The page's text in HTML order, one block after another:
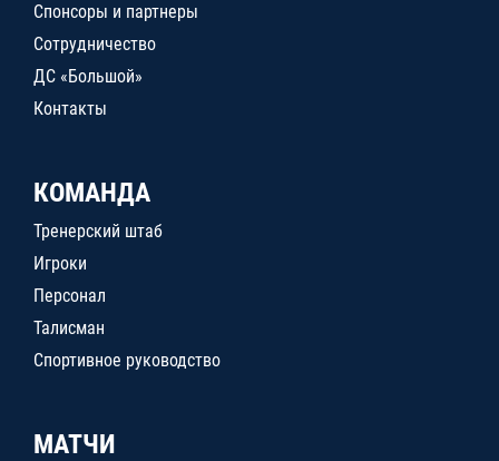
Спонсоры и партнеры
Сотрудничество
ДС «Большой»
Контакты
КОМАНДА
Тренерский штаб
Игроки
Персонал
Талисман
Спортивное руководство
МАТЧИ